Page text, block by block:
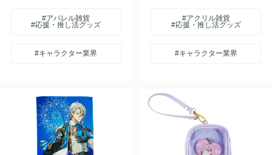
#アパレル雑貨
#応援・推し活グッズ
#キャラクター業界
#アクリル雑貨
#応援・推し活グッズ
#キャラクター業界